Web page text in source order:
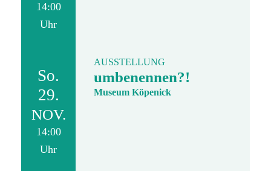
14:00
Uhr
So.
29.
NOV.
14:00
Uhr
AUSSTELLUNG
umbenennen?!
Museum Köpenick